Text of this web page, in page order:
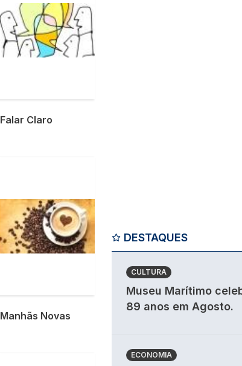
Falar Claro
Manhãs Novas
DESTAQUES
CULTURA
Museu Marítimo
89 anos em Agosto.
ECONOMIA